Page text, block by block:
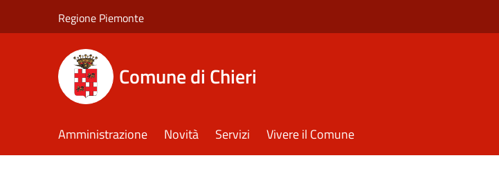
Regione Piemonte
Comune di Chieri
Amministrazione Novità Servizi Vivere il Comune